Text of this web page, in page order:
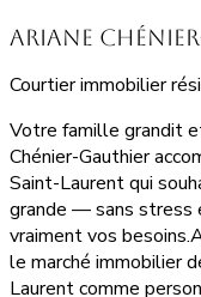
Ariane
Courtier immobilier
Votre famille grandit
Chénier-Gauthier
Saint-Laurent qui
grande — sans stress
vraiment vos
le marché immobilier
Laurent comme